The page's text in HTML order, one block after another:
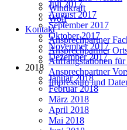
Windkraft
Wolf
Kontakt
Ansprechpartner
Ansprechpartner
Auffangstationen
Ansprechpartner
Impressum und
Juli 2017
August 2017
September 2017
Oktober 2017
November 2017
Dezember 2017
2018
Januar 2018
Februar 2018
März 2018
April 2018
Mai 2018